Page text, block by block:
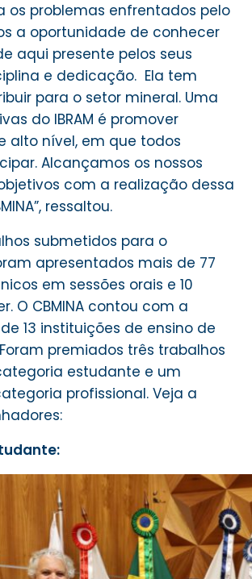
os problemas enfrentados pelo
a oportunidade de conhecer
aqui presente pelos seus
e dedicação. Ela tem
para o setor mineral. Uma
do IBRAM é promover
alto nível, em que todos
Alcançamos os nossos
com a realização dessa
ressaltou.
submetidos para o
apresentados mais de 77
em sessões orais e 10
O CBMINA contou com a
13 instituições de ensino de
premiados três trabalhos
estudante e um
profissional. Veja a